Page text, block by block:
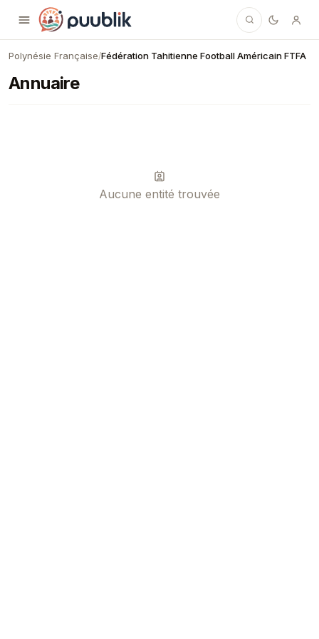
Puublik
Polynésie Française/Fédération Tahitienne Football Américain FTFA
Annuaire
Aucune entité trouvée